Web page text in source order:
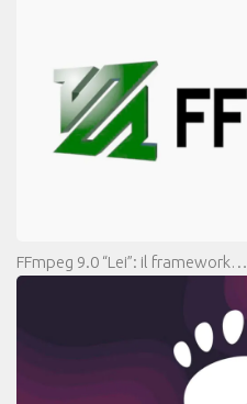
FFmpeg 9.0 “Lei”: il framework…